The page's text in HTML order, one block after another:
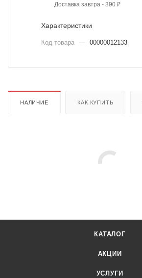
Доставка завтра - 390 ₽
Характеристики
Код товара — 00000012133
НАЛИЧИЕ КАК КУПИТЬ
КАТАЛОГ
АКЦИИ
УСЛУГИ